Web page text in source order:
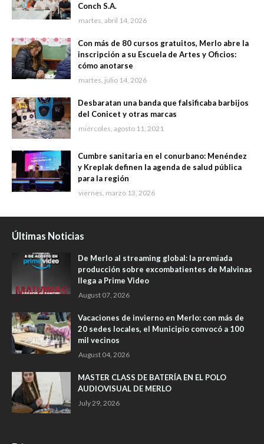
Conch S.A.
martes, abril 14, 2026
Con más de 80 cursos gratuitos, Merlo abre la
inscripción a su Escuela de Artes y Oficios:
cómo anotarse
martes, julio 14, 2026
Desbaratan una banda que falsificaba barbijos
del Conicet y otras marcas
miércoles, agosto 11, 2021
Cumbre sanitaria en el conurbano: Menéndez
y Kreplak definen la agenda de salud pública
para la región
viernes, marzo 13, 2026
Últimas Noticias
De Merlo al streaming global: la premiada
producción sobre excombatientes de Malvinas
llega a Prime Video
August 07, 2026
Vacaciones de invierno en Merlo: con más de
20 sedes locales, el Municipio convocó a 100
mil vecinos
August 04, 2026
MASTER CLASS DE BATERÍA EN EL POLO
AUDIOVISUAL DE MERLO
July 29, 2026